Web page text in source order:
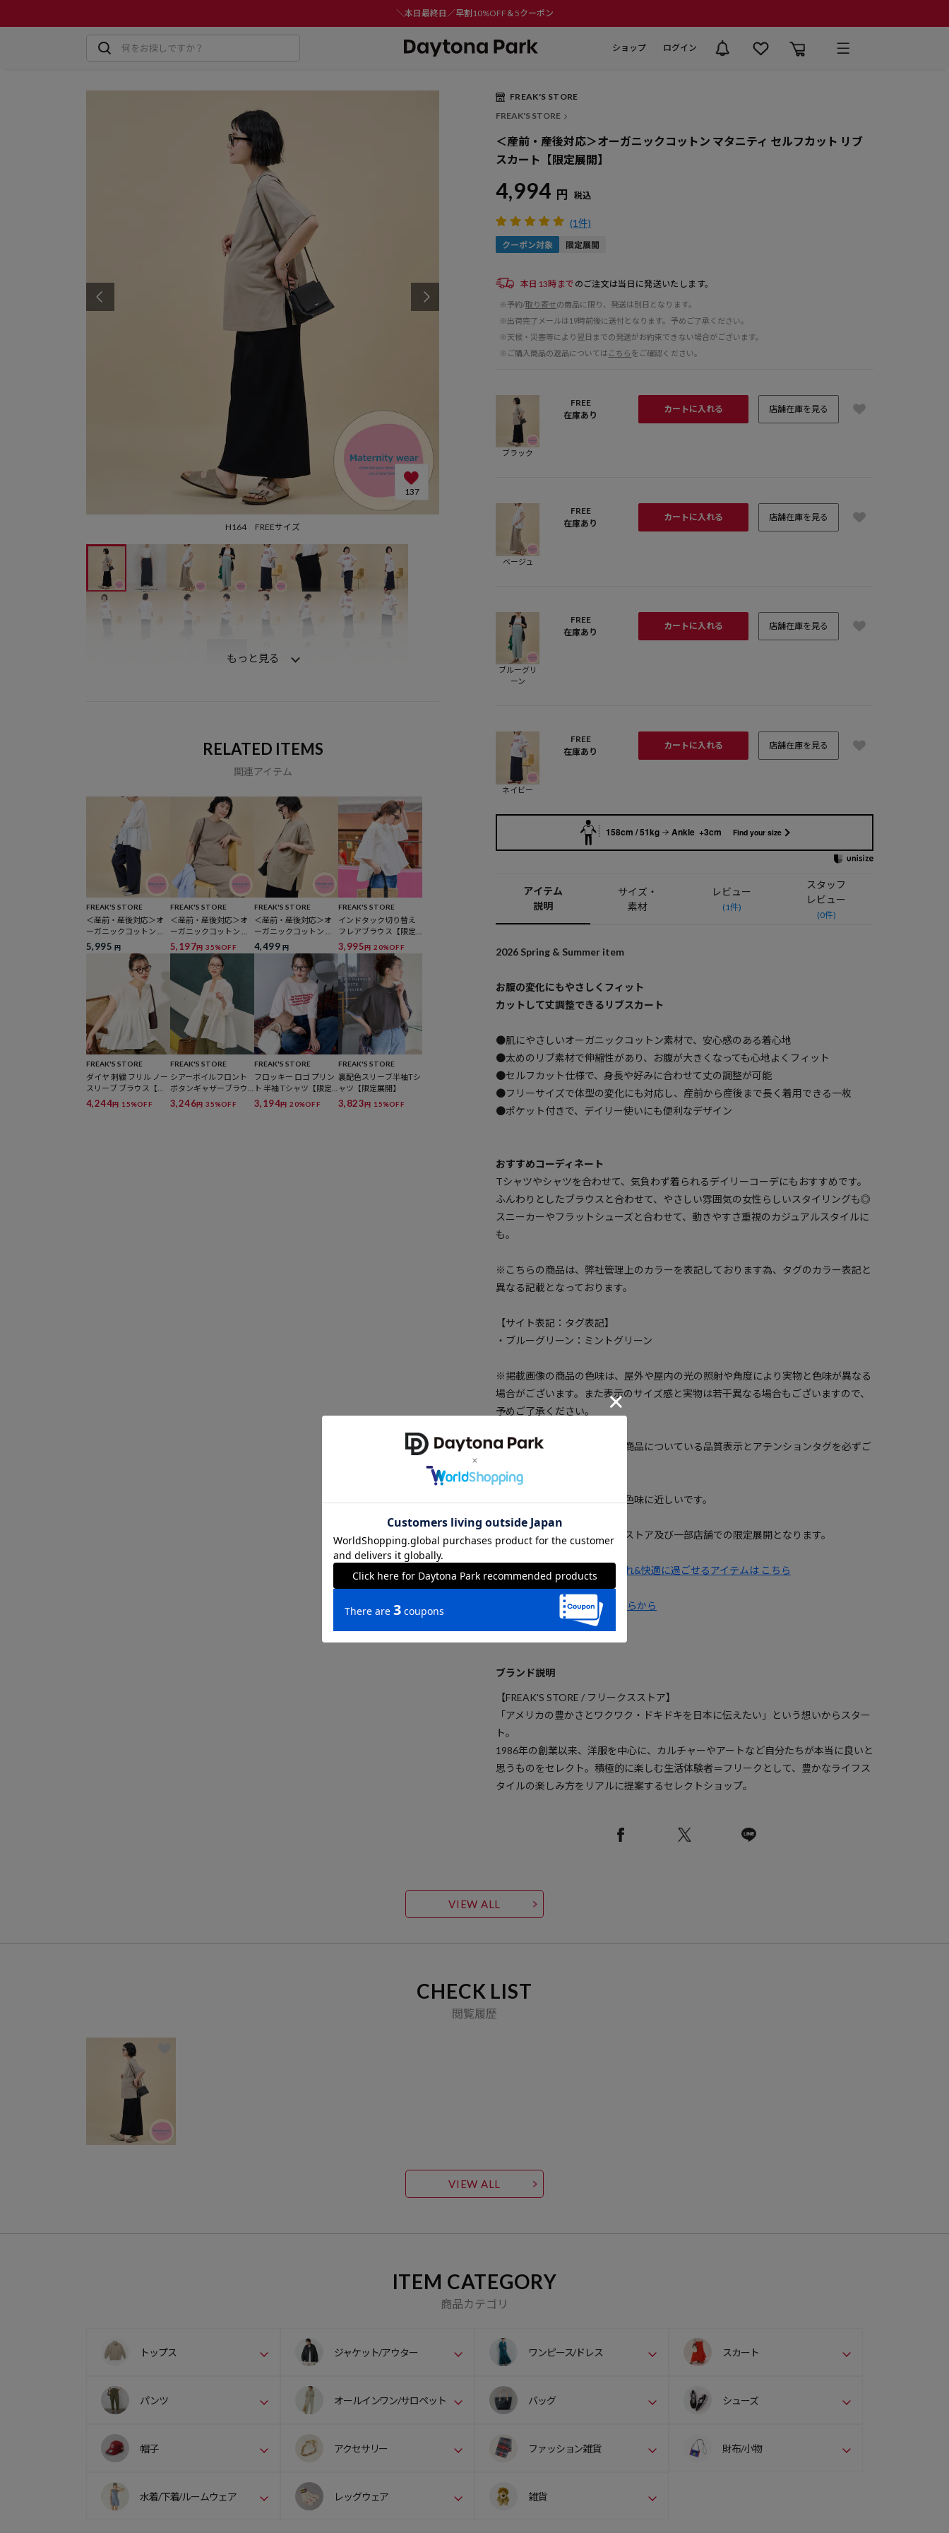
＼本日最終日／早割10%OFF＆5クーポン
ショップ ログイン
H164 FREEサイズ
137
もっと見る
RELATED ITEMS
関連アイテム
FREAK'S STORE
＜産前・産後対応＞オ
ーガニックコットン マ
タニティ セルフカット
リブパンツ【限定展
5,995円
FREAK'S STORE
＜産前・産後対応＞オ
ーガニックコットン マ
タニティ メロー 半袖 ワ
ンピース【限定展開】
5,197円 35%OFF
FREAK'S STORE
＜産前・産後対応＞オ
ーガニックコットン マ
タニティ・授乳Tシャツ
【限定展開】
4,499円
FREAK'S STORE
インドタック切り替え
フレアブラウス【限定
展開】
3,995円 20%OFF
FREAK'S STORE
ダイヤ 刺繍 フリル ノー
スリーブ ブラウス【限
定展開】
4,244円 15%OFF
FREAK'S STORE
シアーボイルフロント
ボタンギャザーブラウ
ス【限定展開】
3,246円 35%OFF
FREAK'S STORE
フロッキー ロゴ プリン
ト 半袖 Tシャツ【限定
展開】
3,194円 20%OFF
FREAK'S STORE
裏配色スリーブ半袖Tシ
ャツ【限定展開】
3,823円 15%OFF
FREAK'S STORE
FREAK'S STORE
＜産前・産後対応＞オーガニックコットン マタニティ セルフカット リブ
スカート【限定展開】
4,994 円 税込
(1件)
本日13時まで のご注文は当日に発送いたします。
※予約/取り寄せの商品に限り、発送は別日となります。
※出荷完了メールは19時前後に送付となります。予めご了承ください。
※天候・災害等により翌日までの発送がお約束できない場合がございます。
※ご購入商品の返品については こちら をご確認ください。
ブラック
FREE
在庫あり
カートに入れる 店舗在庫を見る
ベージュ
FREE
在庫あり
カートに入れる 店舗在庫を見る
ブルーグリ
ーン
FREE
在庫あり
カートに入れる 店舗在庫を見る
ネイビー
FREE
在庫あり
カートに入れる 店舗在庫を見る
158cm / 51kg Ankle +3cm Find your size
アイテム
説明
サイズ・
素材
レビュー
(1件)
スタッフ
レビュー
(0件)
2026 Spring & Summer item
お腹の変化にもやさしくフィット
カットして丈調整できるリブスカート
●肌にやさしいオーガニックコットン素材で、安心感のある着心地
●太めのリブ素材で伸縮性があり、お腹が大きくなっても心地よくフィット
●セルフカット仕様で、身長や好みに合わせて丈の調整が可能
●フリーサイズで体型の変化にも対応し、産前から産後まで長く着用できる一枚
●ポケット付きで、デイリー使いにも便利なデザイン
おすすめコーディネート
Tシャツやシャツを合わせて、気負わず着られるデイリーコーデにもおすすめです。
ふんわりとしたブラウスと合わせて、やさしい雰囲気の女性らしいスタイリングも◎
スニーカーやフラットシューズと合わせて、動きやすさ重視のカジュアルスタイルに
も。
※こちらの商品は、弊社管理上のカラーを表記しております為、タグのカラー表記と
異なる記載となっております。
【サイト表記：タグ表記】
・ブルーグリーン：ミントグリーン
※掲載画像の商品の色味は、屋外や屋内の光の照射や角度により実物と色味が異なる
場合がございます。また表示のサイズ感と実物は若干異なる場合もございますので、
予めご了承ください。
※着用、お取り扱いの際は、商品についている品質表示とアテンションタグを必ずご
※生地のアップ画像が実物の色味に近しいです。
※こちらの商品はオンラインストア及び一部店舗での限定展開となります。
【限定展開】妊娠中もおしゃれ&快適に過ごせるアイテムは こちら
【限定展開】26SS商品はこちらから
ブランド説明
【FREAK'S STORE / フリークスストア】
「アメリカの豊かさとワクワク・ドキドキを日本に伝えたい」という想いからスター
ト。
1986年の創業以来、洋服を中心に、カルチャーやアートなど自分たちが本当に良いと
思うものをセレクト。積極的に楽しむ生活体験者＝フリークとして、豊かなライフス
タイルの楽しみ方をリアルに提案するセレクトショップ。
VIEW ALL
CHECK LIST
閲覧履歴
VIEW ALL
ITEM CATEGORY
商品カテゴリ
トップス ジャケット/アウター ワンピース/ドレス スカート
パンツ オールインワン/サロペット バッグ シューズ
帽子 アクセサリー ファッション雑貨 財布/小物
水着/下着/ルームウェア レッグウェア 雑貨